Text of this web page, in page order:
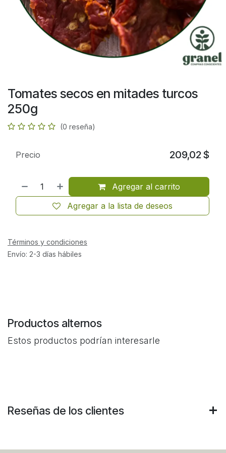
Tomates secos en mitades turcos
250g
(0 reseña)
Agregar al carrito
Agregar a la lista de deseos
Precio 209,02$
Términos y condiciones
Envío: 2-3 días hábiles
Productos alternos
Estos productos podrían interesarle
Reseñas de los clientes